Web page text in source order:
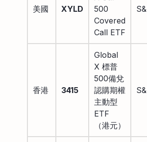
美國 XYLD
500
Covered
Call ETF
香港 3415
Global
X 標普
500備兌
認購期權
主動型
ETF
（港元）